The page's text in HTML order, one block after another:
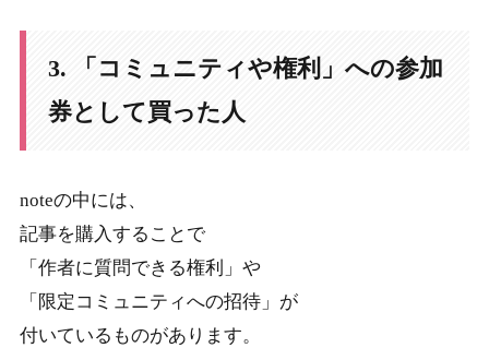
3. 「コミュニティや権利」への参加
券として買った人
noteの中には、
記事を購入することで
「作者に質問できる権利」や
「限定コミュニティへの招待」が
付いているものがあります。